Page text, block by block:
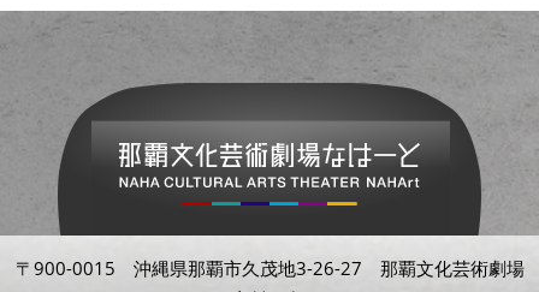
〒900-0015 沖縄県那覇市久茂地3-26-27 那覇文化芸術劇場